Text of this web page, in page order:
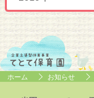
ホーム お知らせ